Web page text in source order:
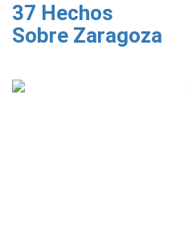
37 Hechos
Sobre Zaragoza